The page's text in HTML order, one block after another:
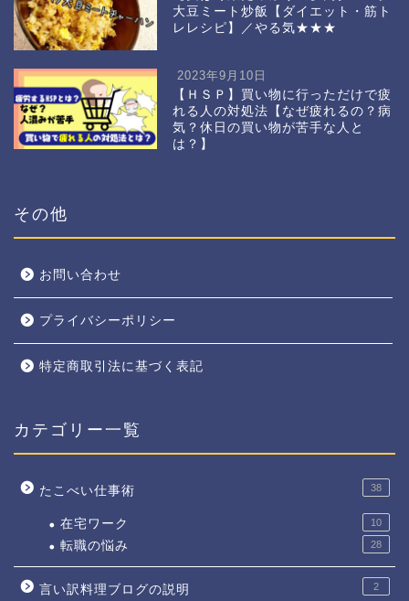
大豆ミート炒飯【ダイエット・筋ト
レレシピ】／やる気★★★
2023年9月10日
【ＨＳＰ】買い物に行っただけで疲
れる人の対処法【なぜ疲れるの？病
気？休日の買い物が苦手な人と
は？】
その他
お問い合わせ
プライバシーポリシー
特定商取引法に基づく表記
カテゴリー一覧
たこべい仕事術 38
在宅ワーク 10
転職の悩み 28
言い訳料理ブログの説明 2